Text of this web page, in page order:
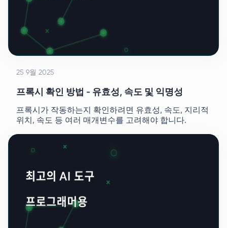
25 9월 2025
프록시 확인 방법 - 유효성, 속도 및 익명성
프록시가 작동하는지 확인하려면 유효성, 속도, 지리적
위치, 속도 등 여러 매개변수를 고려해야 합니다.